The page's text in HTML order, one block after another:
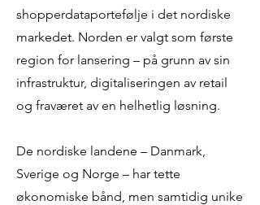
shopperdataportefølje i det nordiske
markedet. Norden er valgt som første
region for lansering – på grunn av sin
infrastruktur, digitaliseringen av retail
og fraværet av en helhetlig løsning.
De nordiske landene – Danmark,
Sverige og Norge – har tette
økonomiske bånd, men samtidig unike